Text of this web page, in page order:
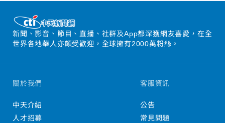
新聞、影音、節目、直播、社群及App都深獲網友喜愛，在全
世界各地華人亦頗受歡迎，全球擁有2000萬粉絲。
關於我們
中天介紹
人才招募
客服資訊
公告
常見問題